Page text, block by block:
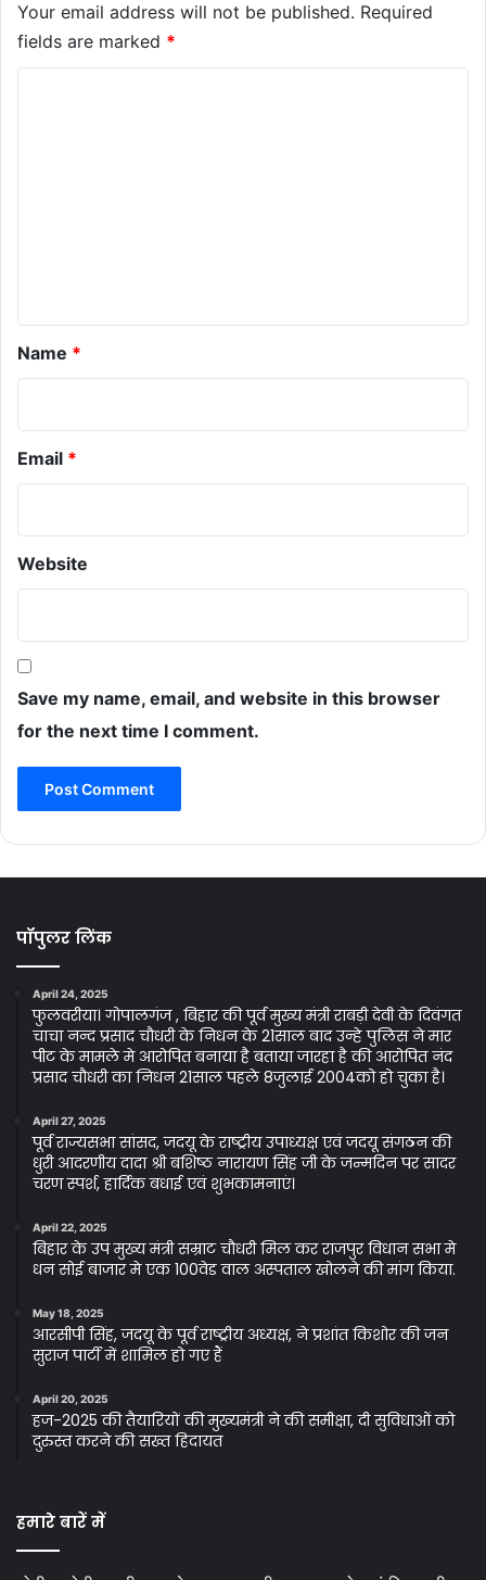
Your email address will not be published. Required
fields are marked *
Name *
Email *
Website
Save my name, email, and website in this browser
for the next time I comment.
पॉपुलर लिंक
April 24, 2025
फुलवरीया। गोपालगंज , बिहार की पूर्व मुख्य मंत्री राबड़ी देवी के दिवंगत
चाचा नन्द प्रसाद चौधरी के निधन के 21साल बाद उन्हे पुलिस ने मार
पीट के मामले मे आरोपित बनाया है बताया जारहा है की आरोपित नंद
प्रसाद चौधरी का निधन 21साल पहले 8जुलाई 2004को हो चुका है।
April 27, 2025
पूर्व राज्यसभा सांसद, जदयू के राष्ट्रीय उपाध्यक्ष एवं जदयू संगठन की
धुरी आदरणीय दादा श्री बशिष्ठ नारायण सिंह जी के जन्मदिन पर सादर
चरण स्पर्श, हार्दिक बधाई एवं शुभकामनाएं।
April 22, 2025
बिहार के उप मुख्य मंत्री सम्राट चौधरी मिल कर राजपुर विधान सभा मे
धन सोई बाजार मे एक 100वेड वाल अस्पताल खोलने की मांग किया.
May 18, 2025
आरसीपी सिंह, जदयू के पूर्व राष्ट्रीय अध्यक्ष, ने प्रशांत किशोर की जन
सुराज पार्टी में शामिल हो गए हैं
April 20, 2025
हज-2025 की तैयारियों की मुख्यमंत्री ने की समीक्षा, दी सुविधाओं को
दुरुस्त करने की सख्त हिदायत
हमारे बारें में